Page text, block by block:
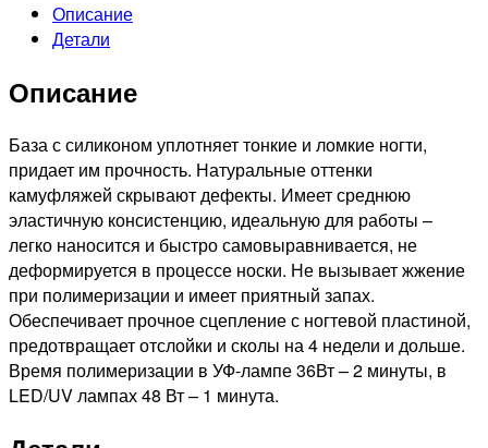
камуфлирующая
база
гель-
10мл
№4331
Описание
Детали
Описание
База с силиконом уплотняет тонкие и ломкие ногти,
придает им прочность. Натуральные оттенки
камуфляжей скрывают дефекты. Имеет среднюю
эластичную консистенцию, идеальную для работы –
легко наносится и быстро самовыравнивается, не
деформируется в процессе носки. Не вызывает жжение
при полимеризации и имеет приятный запах.
Обеспечивает прочное сцепление с ногтевой пластиной,
предотвращает отслойки и сколы на 4 недели и дольше.
Время полимеризации в УФ-лампе 36Вт – 2 минуты, в
LED/UV лампах 48 Вт – 1 минута.